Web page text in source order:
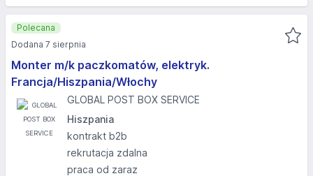
Monter m/k paczkomatów, elektryk.
Francja/Hiszpania/Włochy
GLOBAL POST BOX SERVICE
Hiszpania
kontrakt b2b
rekrutacja zdalna
praca od zaraz
Polecana
Dodana 7 sierpnia